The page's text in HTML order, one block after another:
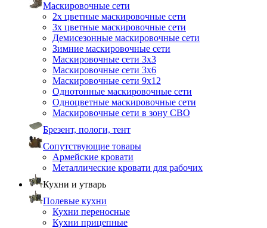
Маскировочные сети
2х цветные маскировочные сети
3х цветные маскировочные сети
Демисезонные маскировочные сети
Зимние маскировочные сети
Маскировочные сети 3х3
Маскировочные сети 3х6
Маскировочные сети 9х12
Однотонные маскировочные сети
Одноцветные маскировочные сети
Маскировочные сети в зону СВО
Брезент, пологи, тент
Сопутствующие товары
Армейские кровати
Металлические кровати для рабочих
Кухни и утварь
Полевые кухни
Кухни переносные
Кухни прицепные